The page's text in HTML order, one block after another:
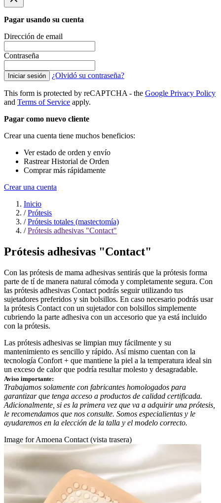
Pagar usando su cuenta
Dirección de email
Contraseña
Iniciar sesión ¿Olvidó su contraseña?
This form is protected by reCAPTCHA - the Google Privacy Policy
and Terms of Service apply.
Pagar como nuevo cliente
Crear una cuenta tiene muchos beneficios:
Ver estado de orden y envío
Rastrear Historial de Orden
Comprar más rápidamente
Crear una cuenta
Inicio
/ Prótesis
/ Prótesis totales (mastectomía)
/ Prótesis adhesivas "Contact"
Prótesis adhesivas "Contact"
Con las prótesis de mama adhesivas sentirás que la prótesis forma
parte de tí de manera natural cómoda y completamente segura. Con
las prótesis adhesivas Contact podrás seguir utilizando tus
sujetadores preferidos y sin bolsillos. En caso necesario podrás usar
la prótesis Contact con un sujetador con bolsillos simplemente
cubriendo la parte adhesiva con un accesorio que ya está incluido
con la prótesis.
Las prótesis adhesivas se limpian muy fácilmente y su
mantenimiento es sencillo y rápido. Así mismo cuentan con la
tecnología Confort + que mantiene la piel a la temperatura ideal sin
un exceso de calor que podría resultar molesto y desagradable.
Aviso importante:
Trabajamos solamente con fabricantes homologados para
garantizar que tenga acceso a productos de calidad certificada.
Adicionalmente, si es la primera vez que va a adquirir una prótesis,
le recomendamos que nos consulte. Somos especialientas y le
ayudaremos en la elección de la talla y el modelo correcto.
Image for Amoena Contact (vista trasera)